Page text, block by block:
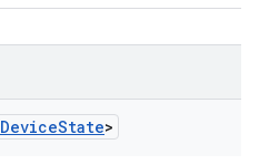
DeviceState>